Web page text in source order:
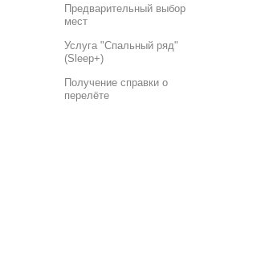
Предварительный выбор
мест
Услуга "Спальный ряд"
(Sleep+)
Получение справки о
перелёте